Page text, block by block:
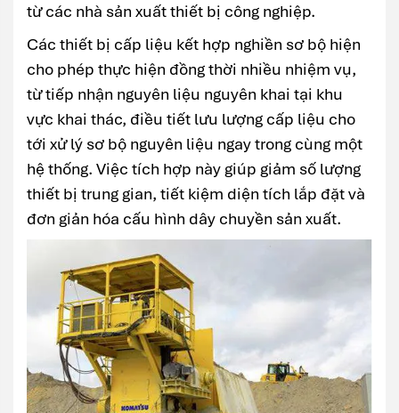
từ các nhà sản xuất thiết bị công nghiệp.
Các thiết bị cấp liệu kết hợp nghiền sơ bộ hiện
cho phép thực hiện đồng thời nhiều nhiệm vụ,
từ tiếp nhận nguyên liệu nguyên khai tại khu
vực khai thác, điều tiết lưu lượng cấp liệu cho
tới xử lý sơ bộ nguyên liệu ngay trong cùng một
hệ thống. Việc tích hợp này giúp giảm số lượng
thiết bị trung gian, tiết kiệm diện tích lắp đặt và
đơn giản hóa cấu hình dây chuyền sản xuất.